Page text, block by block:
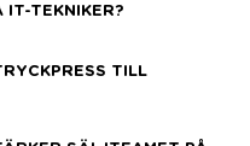
IT-TEKNIKER?
TILL